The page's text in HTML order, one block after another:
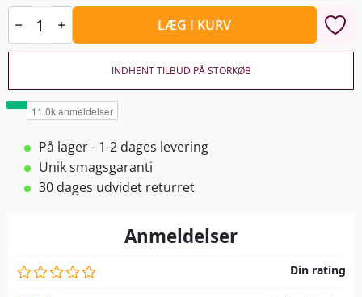
LÆG I KURV
INDHENT TILBUD PÅ STORKØB
På lager - 1-2 dages levering
Unik smagsgaranti
30 dages udvidet returret
Anmeldelser
Din rating